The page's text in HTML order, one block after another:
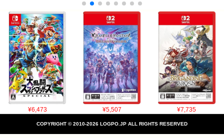
¥6,473 ¥5,507 ¥7,735
COPYRIGHT © 2010-2026 LOGPO.JP ALL RIGHTS RESERVED